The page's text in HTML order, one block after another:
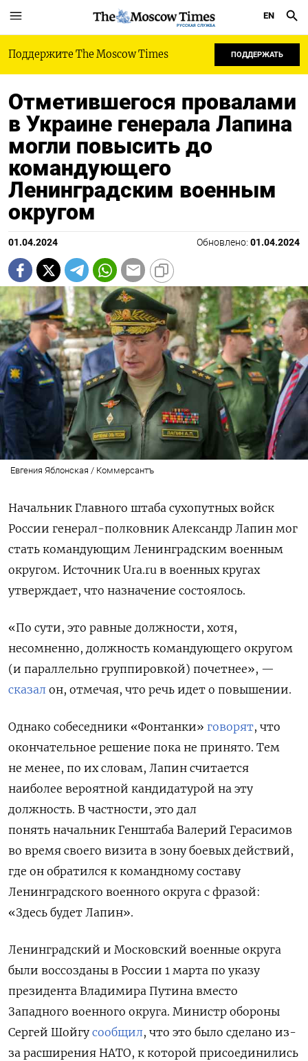
РУССКАЯ СЛУЖБА
EN
Поддержите The Moscow Times ПОДДЕРЖАТЬ
Отметившегося провалами
в Украине генерала Лапина
могли повысить до
командующего
Ленинградским военным
округом
01.04.2024 Обновлено: 01.04.2024
Евгения Яблонская / Коммерсантъ
Начальник Главного штаба сухопутных войск
России генерал-полковник Александр Лапин мог
стать командующим Ленинградским военным
округом. Источник Ura.ru в военных кругах
утверждает, что назначение состоялось.
«По сути, это равные должности, хотя,
несомненно, должность командующего округом
(и параллельно группировкой) почетнее», —
сказал он, отмечая, что речь идет о повышении.
Однако собеседники «Фонтанки» говорят, что
окончательное решение пока не принято. Тем
не менее, по их словам, Лапин считается
наиболее вероятной кандидатурой на эту
должность. В частности, это дал
понять начальник Генштаба Валерий Герасимов
во время своего визита в зону боевых действий,
где он обратился к командному составу
Ленинградского военного округа с фразой:
«Здесь будет Лапин».
Ленинградский и Московский военные округа
были воссозданы в России 1 марта по указу
президента Владимира Путина вместо
Западного военного округа. Министр обороны
Сергей Шойгу сообщил, что это было сделано из-
за расширения НАТО, к которой присоединились